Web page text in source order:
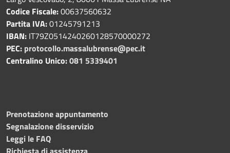
Codice Fiscale:00637560632
Partita IVA:01245791213
IBAN: IT79Z0514240260128570000272
PEC: protocollo.massalubrense@pec.it
Centralino Unico:081 5339401
Prenotazione appuntamento
Segnalazione disservizio
Leggi le FAQ